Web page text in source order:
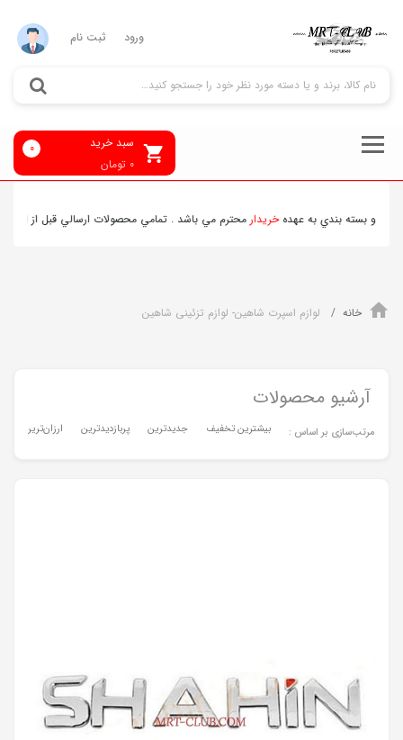
ورود ثبت نام
سبد خرید
0 تومان
0
به عهدهخريدارمحترم مي باشد . تمامي محصولات ارسالي قبل از ارسالچک و محصولات
خانه لوازم اسپرت شاهین- لوازم تزئینی شاهین
آرشیو محصولات
مرتب‌سازی بر اساس : بیشترین تخفیف جدیدترین پربازدیدترین ارزان‌ترین